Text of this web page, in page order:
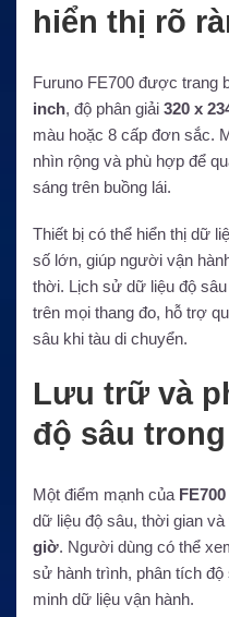
hiển thị rõ
Furuno FE700 được trang
inch, độ phân giải 320 x
màu hoặc 8 cấp đơn sắc.
nhìn rộng và phù hợp để
sáng trên buồng lái.
Thiết bị có thể hiển thị dữ
số lớn, giúp người vận
thời. Lịch sử dữ liệu độ
trên mọi thang đo, hỗ trợ
sâu khi tàu di chuyển.
Lưu trữ và
độ sâu
Một điểm mạnh của
dữ liệu độ sâu, thời gian
giờ. Người dùng có thể
sử hành trình, phân tích
minh dữ liệu vận hành.